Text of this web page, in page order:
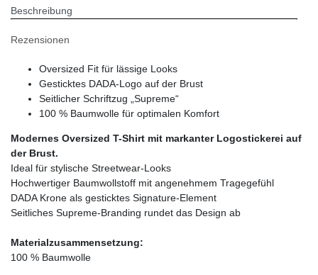
Beschreibung
Rezensionen
Oversized Fit für lässige Looks
Gesticktes DADA-Logo auf der Brust
Seitlicher Schriftzug „Supreme“
100 % Baumwolle für optimalen Komfort
Modernes Oversized T-Shirt mit markanter Logostickerei auf
der Brust.
Ideal für stylische Streetwear-Looks
Hochwertiger Baumwollstoff mit angenehmem Tragegefühl
DADA Krone als gesticktes Signature-Element
Seitliches Supreme-Branding rundet das Design ab
Materialzusammensetzung:
100 % Baumwolle